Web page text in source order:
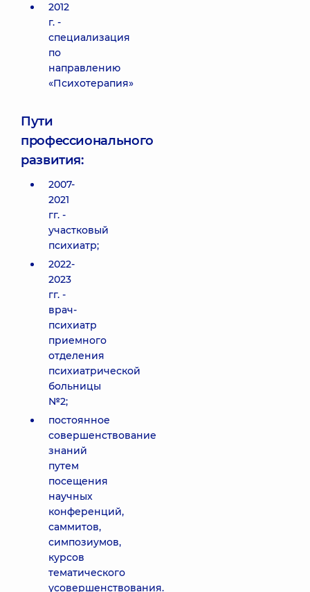
2012
г. -
специализация
по
направлению
«Психотерапия»
Пути
профессионального
развития:
2007-
2021
гг. -
участковый
психиатр;
2022-
2023
гг. -
врач-
психиатр
приемного
отделения
психиатрической
больницы
№2;
постоянное
совершенствование
знаний
путем
посещения
научных
конференций,
саммитов,
симпозиумов,
курсов
тематического
усовершенствования.